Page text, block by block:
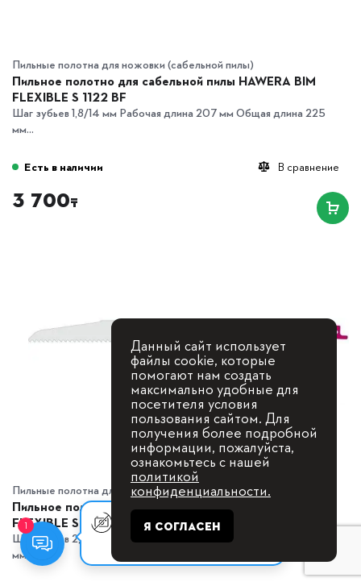
Пильные полотна для ножовки (сабельной пилы)
Пильное полотно для сабельной пилы HAWERA BIM
FLEXIBLE S 1122 BF
Шаг зубьев 1,8/14 мм Рабочая длина 207 мм Общая длина 225
мм...
В сравнение
Есть в наличии
3 700₸
Пильные полотна для ножовки (сабельной пилы)
Пильное полотно для сабельной пилы HAWERA BIM
FLEXIBLE S 1122 HF
Шаг зубьев 2,5/ 10 мм Рабочая длина 207 мм Общая длина 225
мм...
1
Оставьте заявку, мы с Вами
свяжемся для
Данный сайт использует
файлы cookie, которые
помогают нам создать
максимально удобные для
посетителя условия
пользования сайтом. Для
получения более подробной
информации, пожалуйста,
ознакомьтесь с нашей
политикой
конфиденциальности.
Я СОГЛАСЕН